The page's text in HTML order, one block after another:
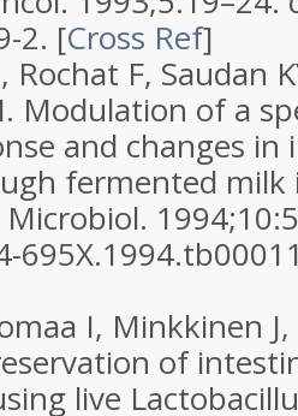
2. [Cross Ref]
Rochat F, Saudan
Modulation of a
and changes in
fermented
1994;10
I, Minkkinen
of
live